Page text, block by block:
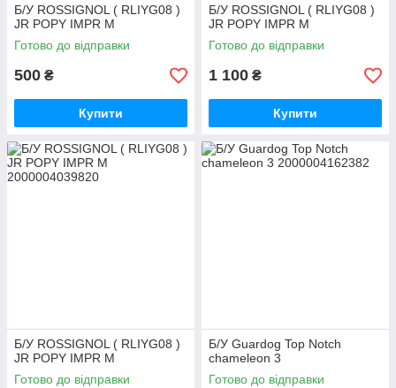
Б/У ROSSIGNOL ( RLIYG08 )
JR POPY IMPR M
Готово до відправки
500 ₴
Купити
Б/У ROSSIGNOL ( RLIYG08 )
JR POPY IMPR M
Готово до відправки
1 100 ₴
Купити
Б/У ROSSIGNOL ( RLIYG08 )
JR POPY IMPR M
Готово до відправки
Б/У Guardog Top Notch
chameleon 3
Готово до відправки